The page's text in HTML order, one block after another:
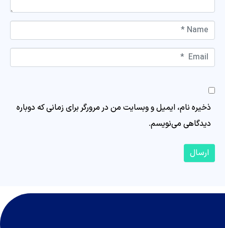
Name *
Email *
ذخیره نام، ایمیل و وبسایت من در مرورگر برای زمانی که دوباره
دیدگاهی می‌نویسم.
ارسال